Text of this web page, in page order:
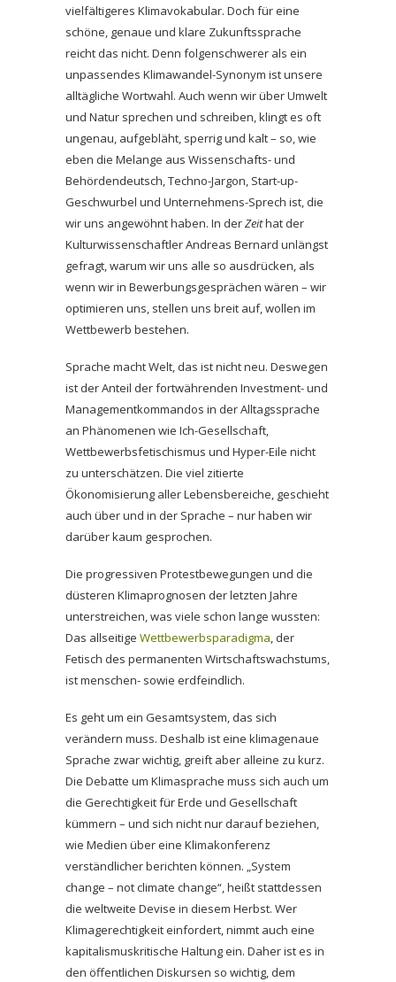
vielfältigeres Klimavokabular. Doch für eine
schöne, genaue und klare Zukunftssprache
reicht das nicht. Denn folgenschwerer als ein
unpassendes Klimawandel-Synonym ist unsere
alltägliche Wortwahl. Auch wenn wir über Umwelt
und Natur sprechen und schreiben, klingt es oft
ungenau, aufgebläht, sperrig und kalt – so, wie
eben die Melange aus Wissenschafts- und
Behördendeutsch, Techno-Jargon, Start-up-
Geschwurbel und Unternehmens-Sprech ist, die
wir uns angewöhnt haben. In derZeithat der
Kulturwissenschaftler Andreas Bernard unlängst
gefragt, warum wir uns alle so ausdrücken, als
wenn wir in Bewerbungsgesprächen wären – wir
optimieren uns, stellen uns breit auf, wollen im
Wettbewerb bestehen.
Sprache macht Welt, das ist nicht neu. Deswegen
ist der Anteil der fortwährenden Investment- und
Managementkommandos in der Alltagssprache
an Phänomenen wie Ich-Gesellschaft,
Wettbewerbsfetischismus und Hyper-Eile nicht
zu unterschätzen. Die viel zitierte
Ökonomisierung aller Lebensbereiche, geschieht
auch über und in der Sprache – nur haben wir
darüber kaum gesprochen.
Die progressiven Protestbewegungen und die
düsteren Klimaprognosen der letzten Jahre
unterstreichen, was viele schon lange wussten:
Das allseitige Wettbewerbsparadigma, der
Fetisch des permanenten Wirtschaftswachstums,
ist menschen- sowie erdfeindlich.
Es geht um ein Gesamtsystem, das sich
verändern muss. Deshalb ist eine klimagenaue
Sprache zwar wichtig, greift aber alleine zu kurz.
Die Debatte um Klimasprache muss sich auch um
die Gerechtigkeit für Erde und Gesellschaft
kümmern – und sich nicht nur darauf beziehen,
wie Medien über eine Klimakonferenz
verständlicher berichten können. „System
change – not climate change“, heißt stattdessen
die weltweite Devise in diesem Herbst. Wer
Klimagerechtigkeit einfordert, nimmt auch eine
kapitalismuskritische Haltung ein. Daher ist es in
den öffentlichen Diskursen so wichtig, dem